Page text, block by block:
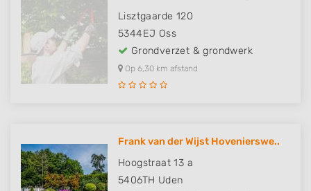
Lisztgaarde 120
5344EJ Oss
Grondverzet & grondwerk
Op 6,30 km afstand
Frank van der Wijst Hovenierswe..
Hoogstraat 13 a
5406TH Uden